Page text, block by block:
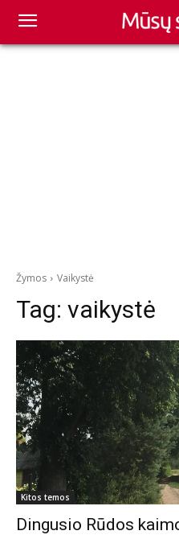
Žymos Vaikystė
Tag: vaikystė
Kitos temos
Dingusio Rūdos